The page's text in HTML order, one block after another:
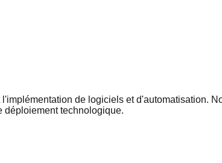
de logiciels et d'automatisation.
déploiement technologique.